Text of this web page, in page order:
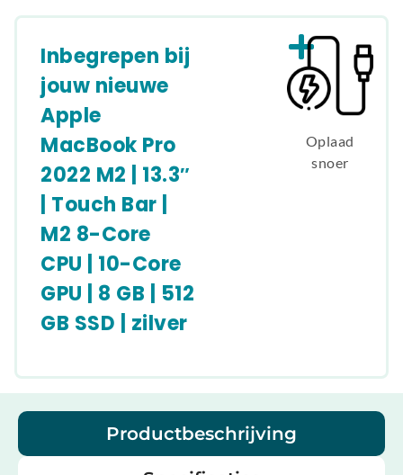
Inbegrepen bij
jouw nieuwe
Apple
MacBook Pro
2022 M2 | 13.3″
| Touch Bar |
M2 8-Core
CPU | 10-Core
GPU | 8 GB | 512
GB SSD | zilver
Oplaad
snoer
Productbeschrijving